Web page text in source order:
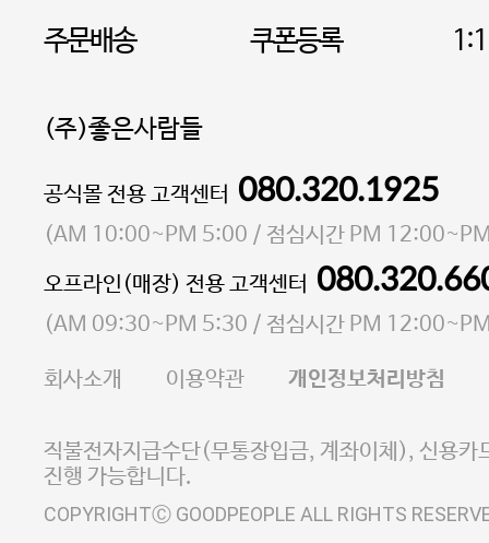
주문배송 쿠폰등록
(주)좋은사람들
대표 이성현,박영환| 개인정보관리책임자 김상현
소재지 서울특별시 마포구 마포대로4다길 41 마포
통신판매업 신고번호 2023-서울마포-3931호
사업자등록번호 105-81-58242
E-MAIL goodpeople@gpin.co.kr
사업자정보확인
이니시스 에스크로 서비
공식몰 전용 고객센터 080.320.1925
(AM 10:00~PM 5:00 / 점심시간 PM
오프라인(매장) 전용 고객센터
(AM 09:30~PM 5:30 / 점심시간 PM
회사소개 이용약관 개인정보처리방침
직불전자지급수단(무통장입금, 계좌이체), 신용카
진행 가능합니다.
COPYRIGHTⒸ GOODPEOPLE ALL RIGHTS